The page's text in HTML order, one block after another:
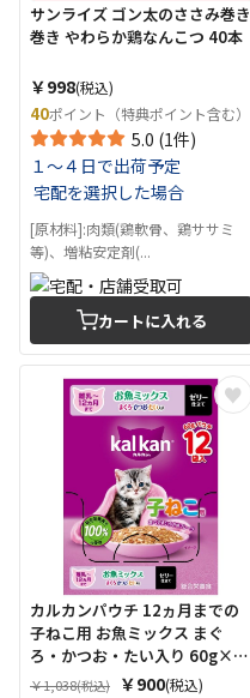
サンライズ ゴン太のささみ巻き
巻き やわらか鶏なんこつ 40本
￥998(税込)
40ポイント（特典ポイント含む）
5.0 (1件)
１～４日で出荷予定
宅配を選択した場合
[原材料]:肉類(鶏軟骨、鶏ササミ
等)、増粘安定剤(...
カートに入れる
カルカンパウチ 12ヵ月までの
子ねこ用 お魚ミックス まぐ
ろ・かつお・たい入り 60g×12
個
￥1,038(税込) ￥900(税込)